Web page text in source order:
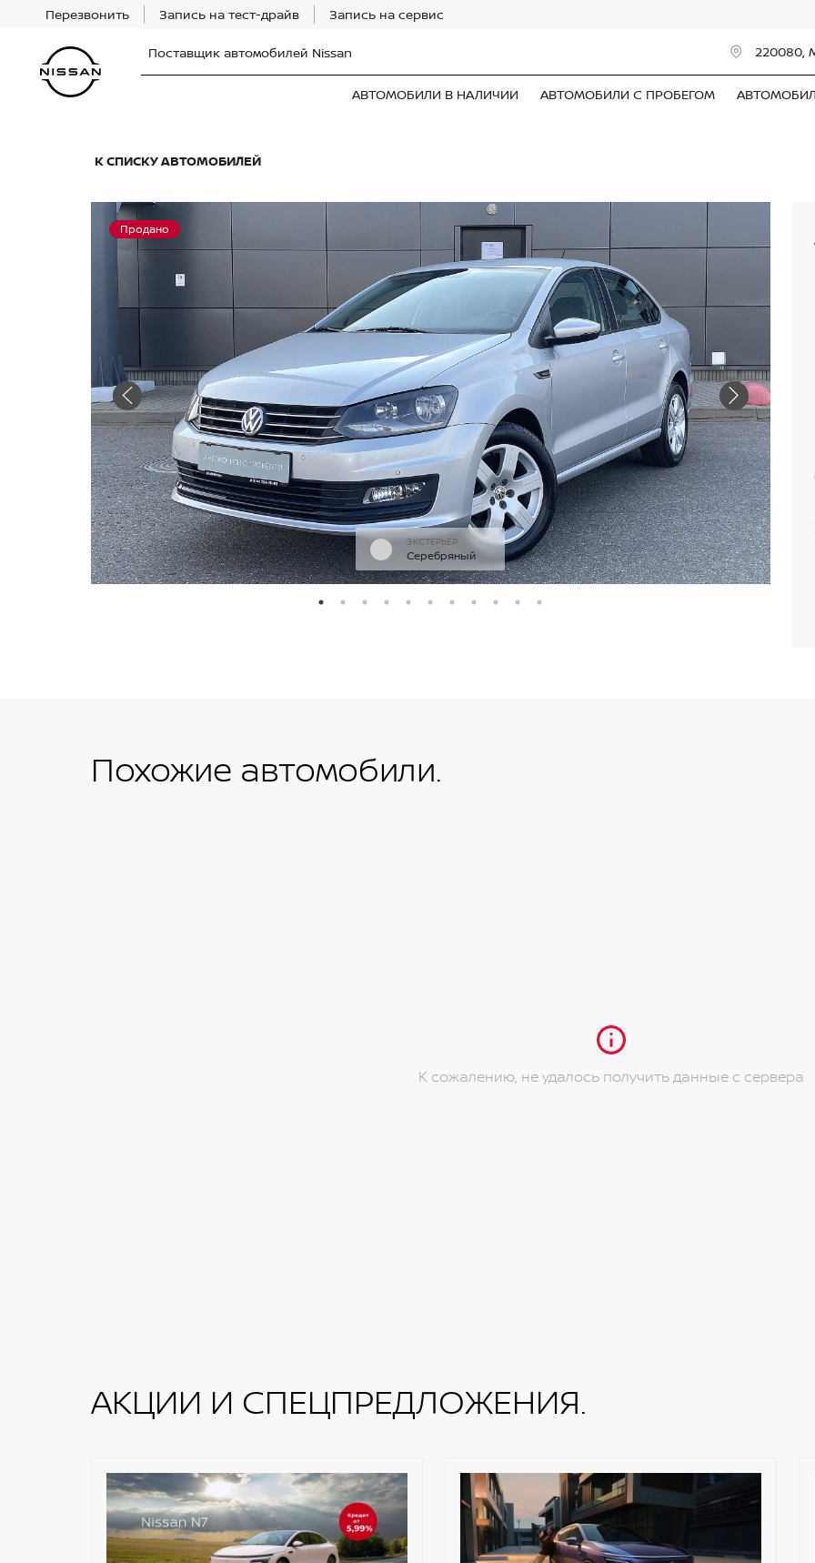
Перезвонить Запись на тест-драйв Запись на сервис
Поставщик автомобилей Nissan 220080,
АВТОМОБИЛИ В НАЛИЧИИ АВТОМОБИЛИ С ПРОБЕГОМ
К СПИСКУ АВТОМОБИЛЕЙ
Продано
ЭКСТЕРЬЕР
Серебряный
Похожие автомобили.
К сожалению, не удалось получить данные с сервера
АКЦИИ И СПЕЦПРЕДЛОЖЕНИЯ.